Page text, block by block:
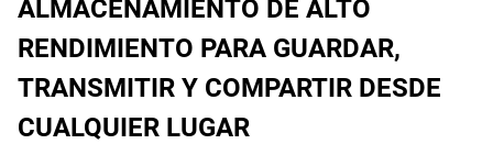
ALMACENAMIENTO DE ALTO
RENDIMIENTO PARA GUARDAR,
TRANSMITIR Y COMPARTIR DESDE
CUALQUIER LUGAR